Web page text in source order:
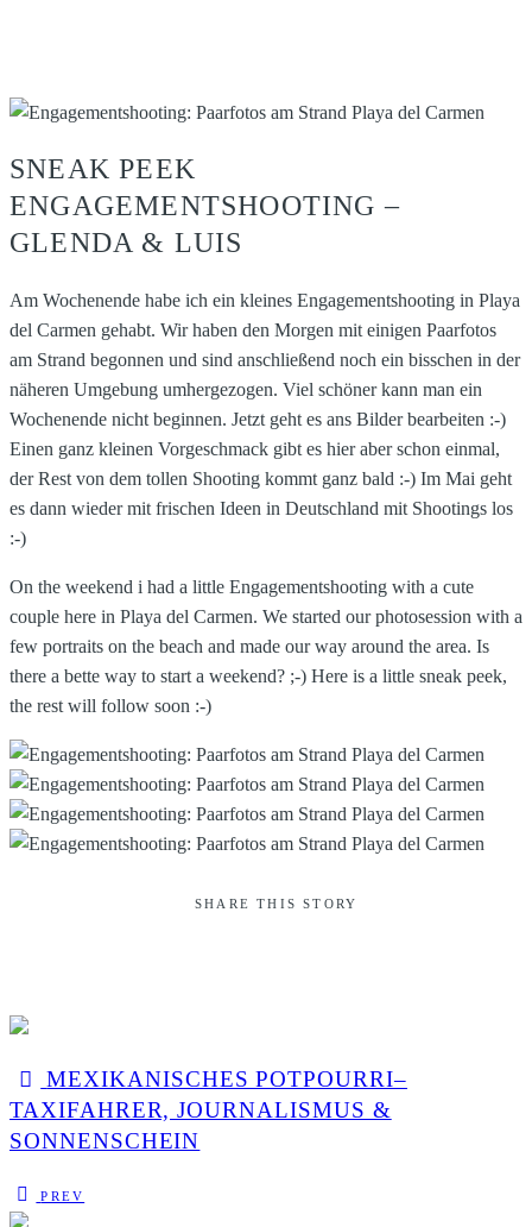
SNEAK PEEK
ENGAGEMENTSHOOTING –
GLENDA & LUIS
Am Wochenende habe ich ein kleines Engagementshooting in Playa
del Carmen gehabt. Wir haben den Morgen mit einigen Paarfotos
am Strand begonnen und sind anschließend noch ein bisschen in der
näheren Umgebung umhergezogen. Viel schöner kann man ein
Wochenende nicht beginnen. Jetzt geht es ans Bilder bearbeiten :-)
Einen ganz kleinen Vorgeschmack gibt es hier aber schon einmal,
der Rest von dem tollen Shooting kommt ganz bald :-) Im Mai geht
es dann wieder mit frischen Ideen in Deutschland mit Shootings los
:-)
On the weekend i had a little Engagementshooting with a cute
couple here in Playa del Carmen. We started our photosession with a
few portraits on the beach and made our way around the area. Is
there a bette way to start a weekend? ;-) Here is a little sneak peek,
the rest will follow soon :-)
SHARE THIS STORY
MEXIKANISCHES POTPOURRI–
TAXIFAHRER, JOURNALISMUS &
SONNENSCHEIN
PREV